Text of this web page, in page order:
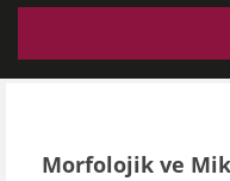
Morfolojik ve